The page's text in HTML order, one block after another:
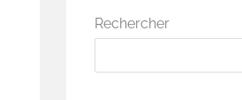
Rechercher